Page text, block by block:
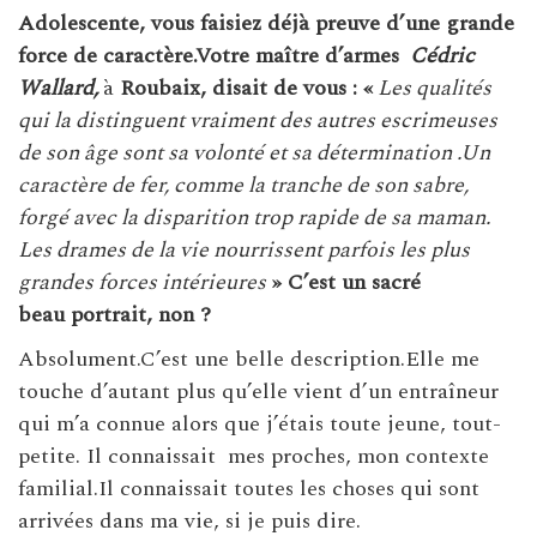
Adolescente, vous faisiez déjà preuve d’une grande
force de caractère.Votre maître d’armes Cédric
Wallard,à Roubaix, disait de vous : «Les qualités
qui la distinguent vraiment des autres escrimeuses
de son âge sont sa volonté et sa détermination .Un
caractère de fer, comme la tranche de son sabre,
forgé avec la disparition trop rapide de sa maman.
Les drames de la vie nourrissent parfois les plus
grandes forces intérieures» C’est un sacré
beau portrait, non ?
Absolument.C’est une belle description.Elle me
touche d’autant plus qu’elle vient d’un entraîneur
qui m’a connue alors que j’étais toute jeune, tout-
petite. Il connaissait mes proches, mon contexte
familial.Il connaissait toutes les choses qui sont
arrivées dans ma vie, si je puis dire.